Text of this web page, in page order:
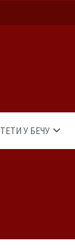
У БЕЧУ